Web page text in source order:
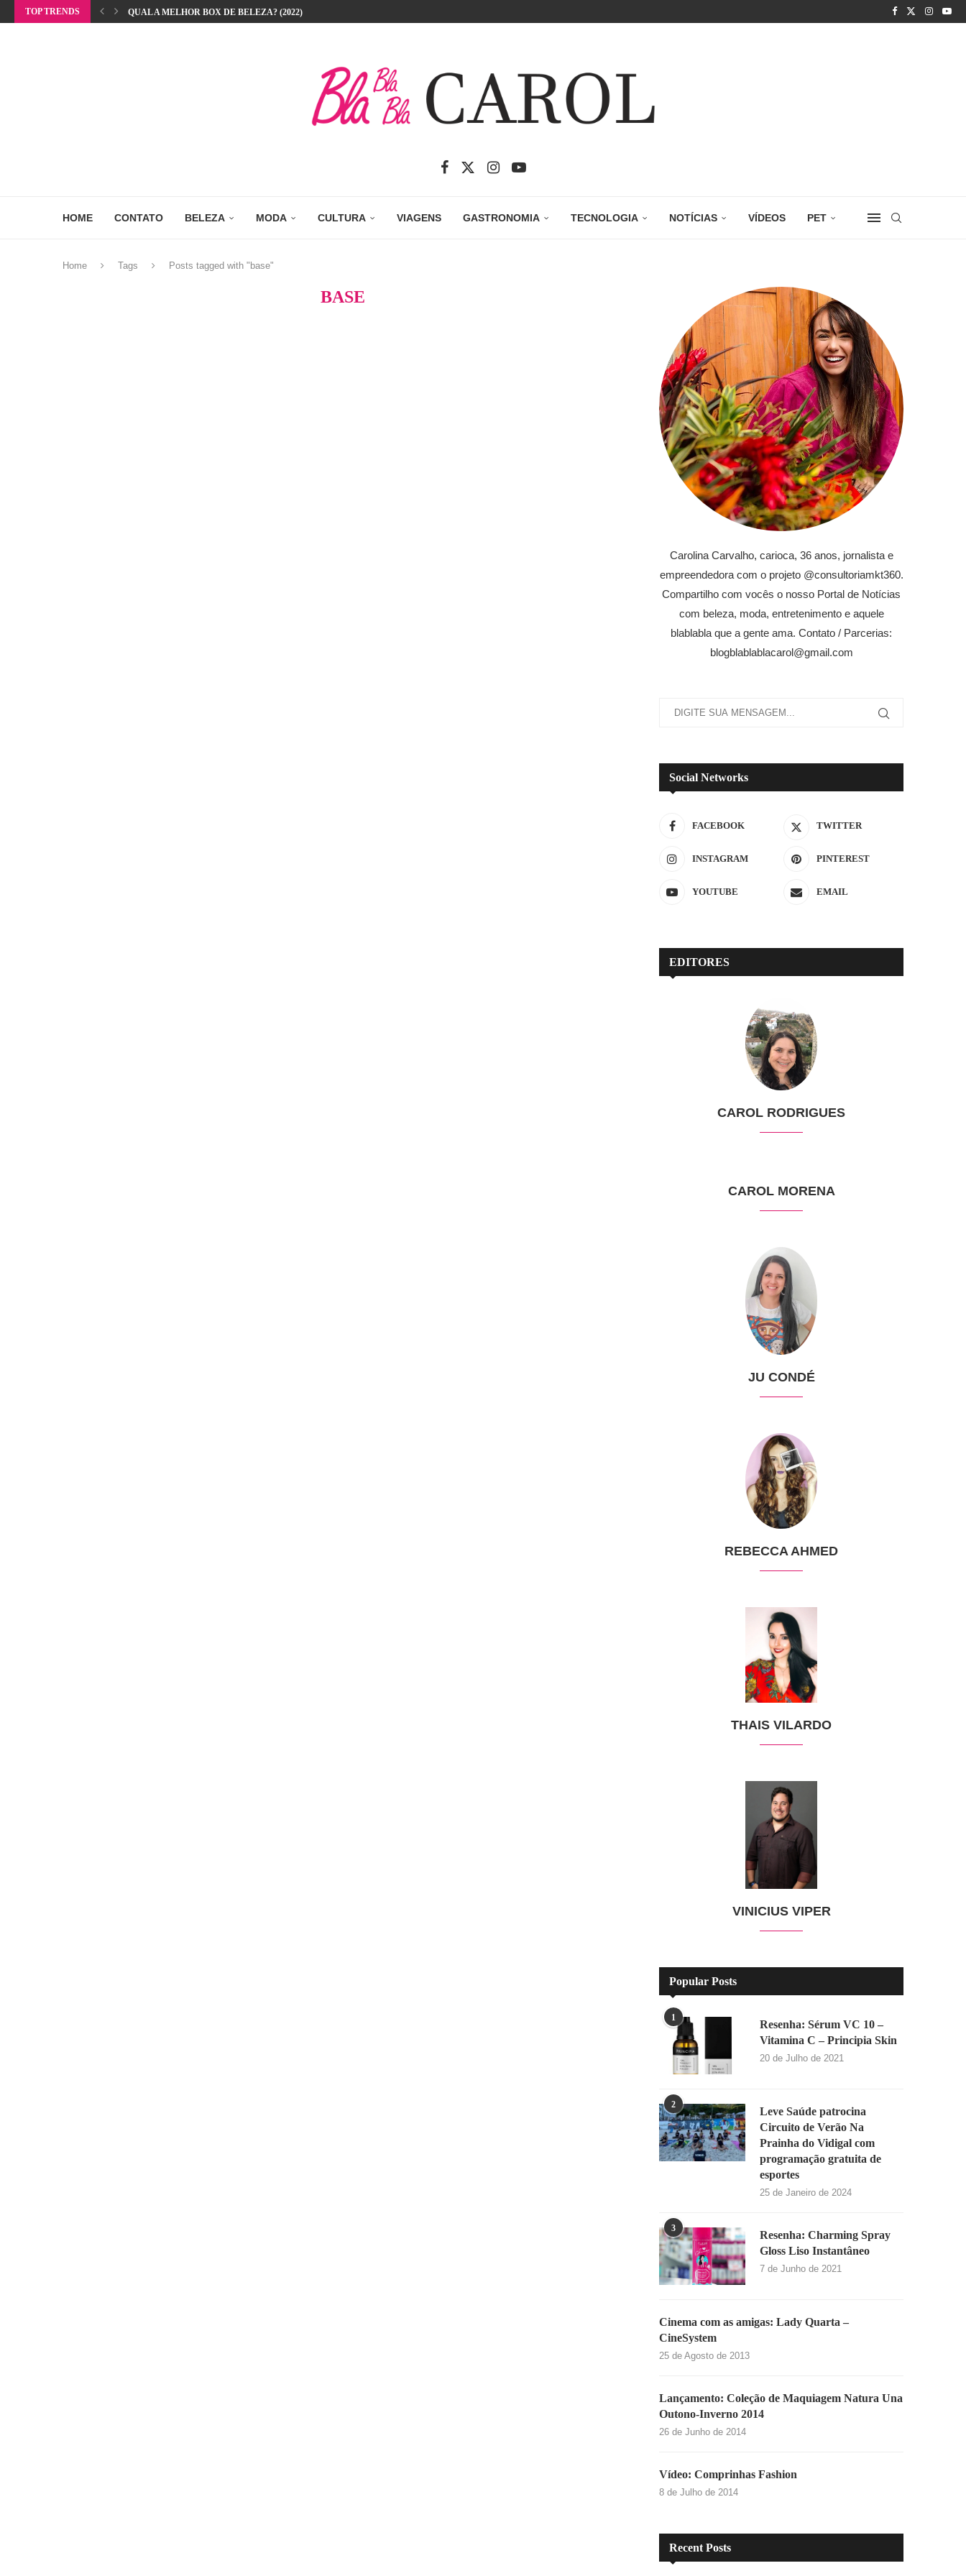
TOP TRENDS QUAL A MELHOR BOX DE BELEZA? (2022)
HOME CONTATO BELEZA MODA CULTURA VIAGENS GASTRONOMIA TECNOLOGIA NOTÍCIAS VÍDEOS PET
Home Tags Posts tagged with "base"
BASE
Carolina Carvalho, carioca, 36 anos, jornalista e
empreendedora com o projeto @consultoriamkt360.
Compartilho com vocês o nosso Portal de Notícias
com beleza, moda, entretenimento e aquele
blablabla que a gente ama. Contato / Parcerias:
blogblablablacarol@gmail.com
Social Networks
FACEBOOK TWITTER
INSTAGRAM PINTEREST
YOUTUBE EMAIL
EDITORES
CAROL RODRIGUES
CAROL MORENA
JU CONDÉ
REBECCA AHMED
THAIS VILARDO
VINICIUS VIPER
Popular Posts
1
Resenha: Sérum VC 10 –
Vitamina C – Principia Skin
20 de Julho de 2021
2
Leve Saúde patrocina
Circuito de Verão Na
Prainha do Vidigal com
programação gratuita de
esportes
25 de Janeiro de 2024
3
Resenha: Charming Spray
Gloss Liso Instantâneo
7 de Junho de 2021
Cinema com as amigas: Lady Quarta –
CineSystem
25 de Agosto de 2013
Lançamento: Coleção de Maquiagem Natura Una
Outono-Inverno 2014
26 de Junho de 2014
Vídeo: Comprinhas Fashion
8 de Julho de 2014
Recent Posts